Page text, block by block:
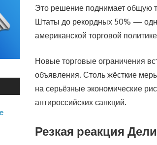
Это решение поднимает общую
Штаты до рекордных 50% —
американской торговой
Новые торговые ограничения
объявления. Столь жёсткие
на серьёзные экономические
антироссийских санкций.
Резкая реакция Дели